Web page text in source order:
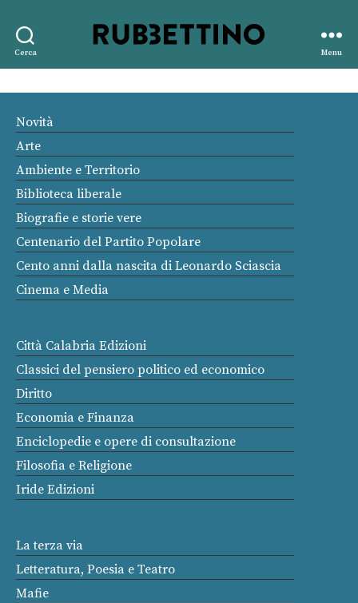
Cerca
editore
Menu
Novità
Arte
Ambiente e Territorio
Biblioteca liberale
Biografie e storie vere
Centenario del Partito Popolare
Cento anni dalla nascita di Leonardo Sciascia
Cinema e Media
Città Calabria Edizioni
Classici del pensiero politico ed economico
Diritto
Economia e Finanza
Enciclopedie e opere di consultazione
Filosofia e Religione
Iride Edizioni
La terza via
Letteratura, Poesia e Teatro
Mafie